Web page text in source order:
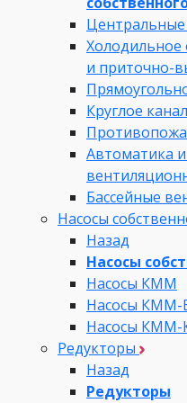
Холодильное
и приточно-
Круглое
Автоматика
Бассейные
Насосы
Назад
Насосы
Насосы КММ
Насосы КММ-
Насосы КММ-
Редукторы
Назад
Редукторы